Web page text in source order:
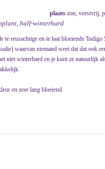
plaats zon, vorstvrij,
half-winterhard
te reusachtige en te laat bloeiende
waarvan niemand weet dat dat ook
niet winterhard en je kunt ze natuurlijk
en zeer lang bloeiend.